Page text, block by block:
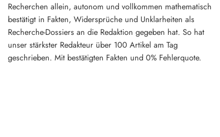
Recherchen allein, autonom und vollkommen mathematisch
bestätigt in Fakten, Widersprüche und Unklarheiten als
Recherche-Dossiers an die Redaktion gegeben hat. So hat
unser stärkster Redakteur über 100 Artikel am Tag
geschrieben. Mit bestätigten Fakten und 0% Fehlerquote.